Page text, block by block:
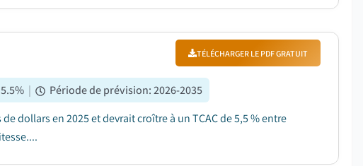
TÉLÉCHARGER LE PDF GRATUIT
5.5% | Période de prévision:2026-2035
dollars en 2025 et devrait croître à un TCAC de 5,5 % entre